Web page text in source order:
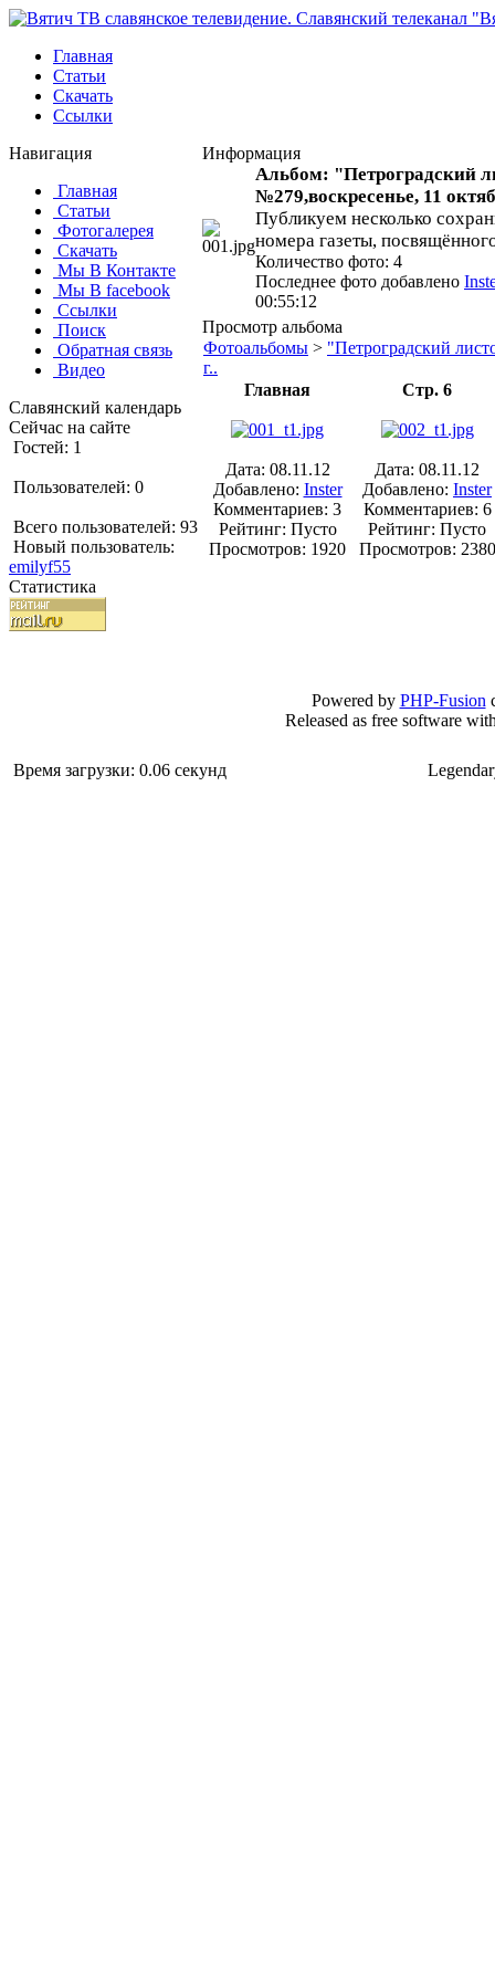
Главная
Статьи
Скачать
Ссылки
Навигация
Главная
Статьи
Фотогалерея
Скачать
Мы В Контакте
Мы В facebook
Ссылки
Поиск
Обратная связь
Видео
Славянский календарь
Сейчас на сайте
Гостей: 1
Пользователей: 0
Всего пользователей: 93
Новый пользователь:
emilyf55
Статистика
Информация
Альбом: "Петроградский
№279,воскресенье, 11
Публикуем несколько
номера газеты,
Количество фото: 4
Последнее фото добавлено
00:55:12
Просмотр альбома
Фотоальбомы > "Петроградский
г..
Главная
Дата: 08.11.12
Добавлено: Inster
Комментариев: 3
Рейтинг: Пусто
Просмотров: 1920
Стр. 6
Дата: 08.11.12
Добавлено: Inster
Комментариев: 6
Рейтинг: Пусто
Просмотров: 2380
Powered by PHP-Fusion
Released as free software
Время загрузки: 0.06 секунд